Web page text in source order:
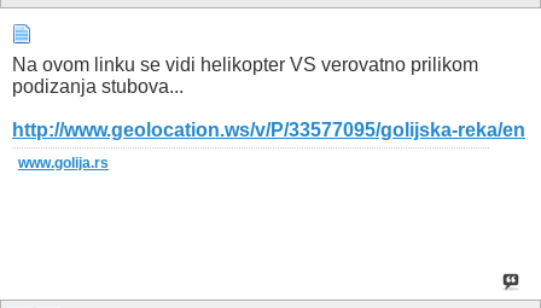
Na ovom linku se vidi helikopter VS verovatno prilikom
podizanja stubova...
http://www.geolocation.ws/v/P/33577095/golijska-reka/en
www.golija.rs